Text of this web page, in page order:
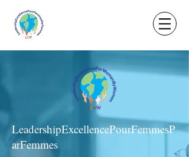
LeadershipExcellencePourFemmesP
arFemmes